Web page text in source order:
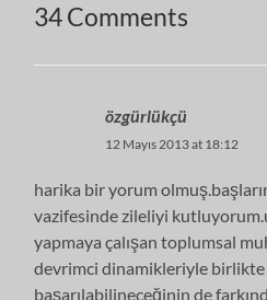
34 Comments
özgürlükçü
12 Mayıs 2013 at 18:12
harika bir yorum
vazifesinde zileliyi
yapmaya çalışan toplumsal
devrimci dinamikleriyle birlikte
başarılabilineceğinin de